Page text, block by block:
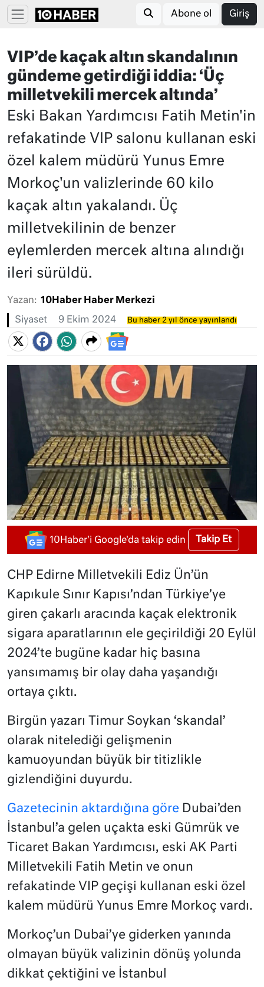
Abone ol Giriş
VIP’de kaçak altın skandalının
gündeme getirdiği iddia: ‘Üç
milletvekili mercek altında’
Eski Bakan Yardımcısı Fatih Metin'in
refakatinde VIP salonu kullanan eski
özel kalem müdürü Yunus Emre
Morkoç'un valizlerinde 60 kilo
kaçak altın yakalandı. Üç
milletvekilinin de benzer
eylemlerden mercek altına alındığı
ileri sürüldü.
Yazan: 10Haber Haber Merkezi
Siyaset 9 Ekim 2024 Bu haber 2 yıl önce yayınlandı
10Haber'i Google'da takip edin Takip Et
CHP Edirne Milletvekili Ediz Ün’ün
Kapıkule Sınır Kapısı’ndan Türkiye’ye
giren çakarlı aracında kaçak elektronik
sigara aparatlarının ele geçirildiği 20 Eylül
2024’te bugüne kadar hiç basına
yansımamış bir olay daha yaşandığı
ortaya çıktı.
Birgün yazarı Timur Soykan ‘skandal’
olarak nitelediği gelişmenin
kamuoyundan büyük bir titizlikle
gizlendiğini duyurdu.
Gazetecinin aktardığına göre Dubai’den
İstanbul’a gelen uçakta eski Gümrük ve
Ticaret Bakan Yardımcısı, eski AK Parti
Milletvekili Fatih Metin ve onun
refakatinde VIP geçişi kullanan eski özel
kalem müdürü Yunus Emre Morkoç vardı.
Morkoç’un Dubai’ye giderken yanında
olmayan büyük valizinin dönüş yolunda
dikkat çektiğini ve İstanbul